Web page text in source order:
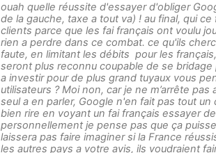
ouah quelle réussite d'essayer d'obliger
de la gauche, taxe a tout va) ! au final, qui
clients parce que les fai français ont voulu
rien a perdre dans ce combat. ce qu'ils
faute, en limitant les débits pour les
seront plus reconnu coupable de se
a investir pour de plus grand tuyaux vous
utilisateurs ? Moi non, car je ne m’arrête
seul a en parler, Google n'en fait pas tout
bien rire en voyant un fai français essayer
personnellement je pense pas que ça
laissera pas faire imaginer si la France
les autres pays a votre avis, ils voudraient